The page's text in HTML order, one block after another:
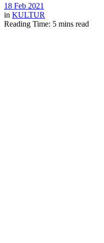
18 Feb 2021
in KULTUR
Reading Time: 5 mins read